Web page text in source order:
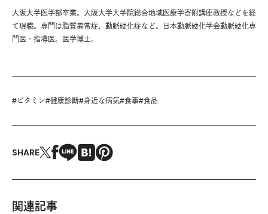
大阪大学医学部卒業。大阪大学大学院総合地域医療学寄附講座教授などを経
て現職。専門は脂質異常症、動脈硬化症など。日本動脈硬化学会動脈硬化専
門医・指導医。医学博士。
# ビタミン#健康診断#身近な病気#食事#食品
SHARE
関連記事